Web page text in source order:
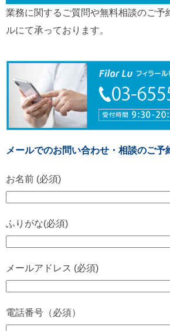
業務に関するご質問や無料相談のご予
ルにて承っております。
メールでのお問い合わせ・相談のご予
お名前 (必須)
ふりがな(必須)
メールアドレス (必須)
電話番号（必須）